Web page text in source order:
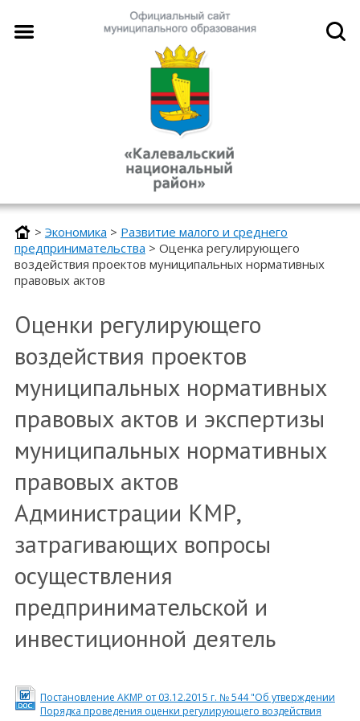
> Экономика > Развитие малого и среднего
предпринимательства > Оценка регулирующего
воздействия проектов муниципальных нормативных
правовых актов
Оценки регулирующего
воздействия проектов
муниципальных нормативных
правовых актов и экспертизы
муниципальных нормативных
правовых актов
Администрации КМР,
затрагивающих вопросы
осуществления
предпринимательской и
инвестиционной деятель
Постановление АКМР от 03.12.2015 г. № 544 "Об утверждении
Порядка проведения оценки регулирующего воздействия